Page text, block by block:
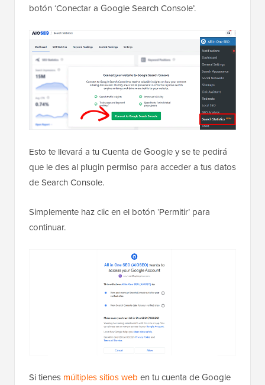
botón ‘Conectar a Google Search Console’.
Esto te llevará a tu Cuenta de Google y se te pedirá
que le des al plugin permiso para acceder a tus datos
de Search Console.
Simplemente haz clic en el botón ‘Permitir’ para
continuar.
Si tienes múltiples sitios web en tu cuenta de Google